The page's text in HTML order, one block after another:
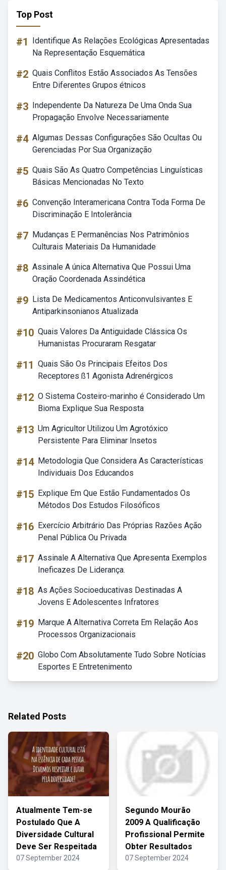
Top Post
#1
Identifique As Relações Ecológicas Apresentadas
Na Representação Esquemática
#2 Quais Conflitos Estão Associados As Tensões
Entre Diferentes Grupos étnicos
#3 Independente Da Natureza De Uma Onda Sua
Propagação Envolve Necessariamente
#4 Algumas Dessas Configurações São Ocultas Ou
Gerenciadas Por Sua Organização
#5 Quais São As Quatro Competências Linguísticas
Básicas Mencionadas No Texto
#6 Convenção Interamericana Contra Toda Forma De
Discriminação E Intolerância
#7 Mudanças E Permanências Nos Patrimônios
Culturais Materiais Da Humanidade
#8 Assinale A única Alternativa Que Possui Uma
Oração Coordenada Assindética
#9 Lista De Medicamentos Anticonvulsivantes E
Antiparkinsonianos Atualizada
#10 Quais Valores Da Antiguidade Clássica Os
Humanistas Procuraram Resgatar
#11 Quais São Os Principais Efeitos Dos
Receptores ß1 Agonista Adrenérgicos
#12 O Sistema Costeiro-marinho é Considerado Um
Bioma Explique Sua Resposta
#13 Um Agricultor Utilizou Um Agrotóxico
Persistente Para Eliminar Insetos
#14 Metodologia Que Considera As Características
Individuais Dos Educandos
#15 Explique Em Que Estão Fundamentados Os
Métodos Dos Estudos Filosóficos
#16 Exercício Arbitrário Das Próprias Razões Ação
Penal Pública Ou Privada
#17 Assinale A Alternativa Que Apresenta Exemplos
Ineficazes De Liderança.
#18 As Ações Socioeducativas Destinadas A
Jovens E Adolescentes Infratores
#19 Marque A Alternativa Correta Em Relação Aos
Processos Organizacionais
#20 Globo Com Absolutamente Tudo Sobre Notícias
Esportes E Entretenimento
Related Posts
Atualmente Tem-se
Postulado Que A
Diversidade Cultural
Deve Ser Respeitada
07 September 2024
Segundo Mourão
2009 A Qualificação
Profissional Permite
Obter Resultados
07 September 2024